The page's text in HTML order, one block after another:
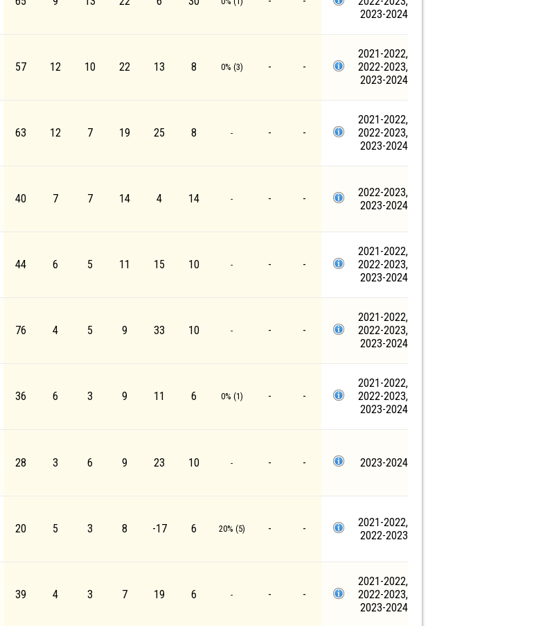
2023-2024
57 12 10 22 13 8 0% (3) - -
2021-2022,
2022-2023,
2023-2024
63 12 7 19 25 8 - - -
2021-2022,
2022-2023,
2023-2024
40 7 7 14 4 14 - - -
2022-2023,
2023-2024
44 6 5 11 15 10 - - -
2021-2022,
2022-2023,
2023-2024
76 4 5 9 33 10 - - -
2021-2022,
2022-2023,
2023-2024
36 6 3 9 11 6 0% (1) - -
2021-2022,
2022-2023,
2023-2024
28 3 6 9 23 10 - - - 2023-2024
20 5 3 8 -17 6 20% (5) - -
2021-2022,
2022-2023
39 4 3 7 19 6 - - -
2021-2022,
2022-2023,
2023-2024